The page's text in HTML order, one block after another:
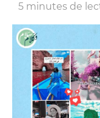
5 minutes de